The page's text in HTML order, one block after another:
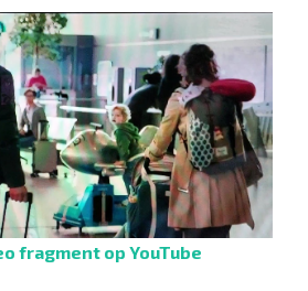
fragment op YouTube